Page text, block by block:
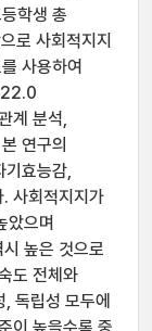
학생 총
로 사회적지지
사용하여
22.0
계 분석,
연구의
기효능감,
사회적지지가
았으며
높은 것으로
도 전체와
독립성 모두에